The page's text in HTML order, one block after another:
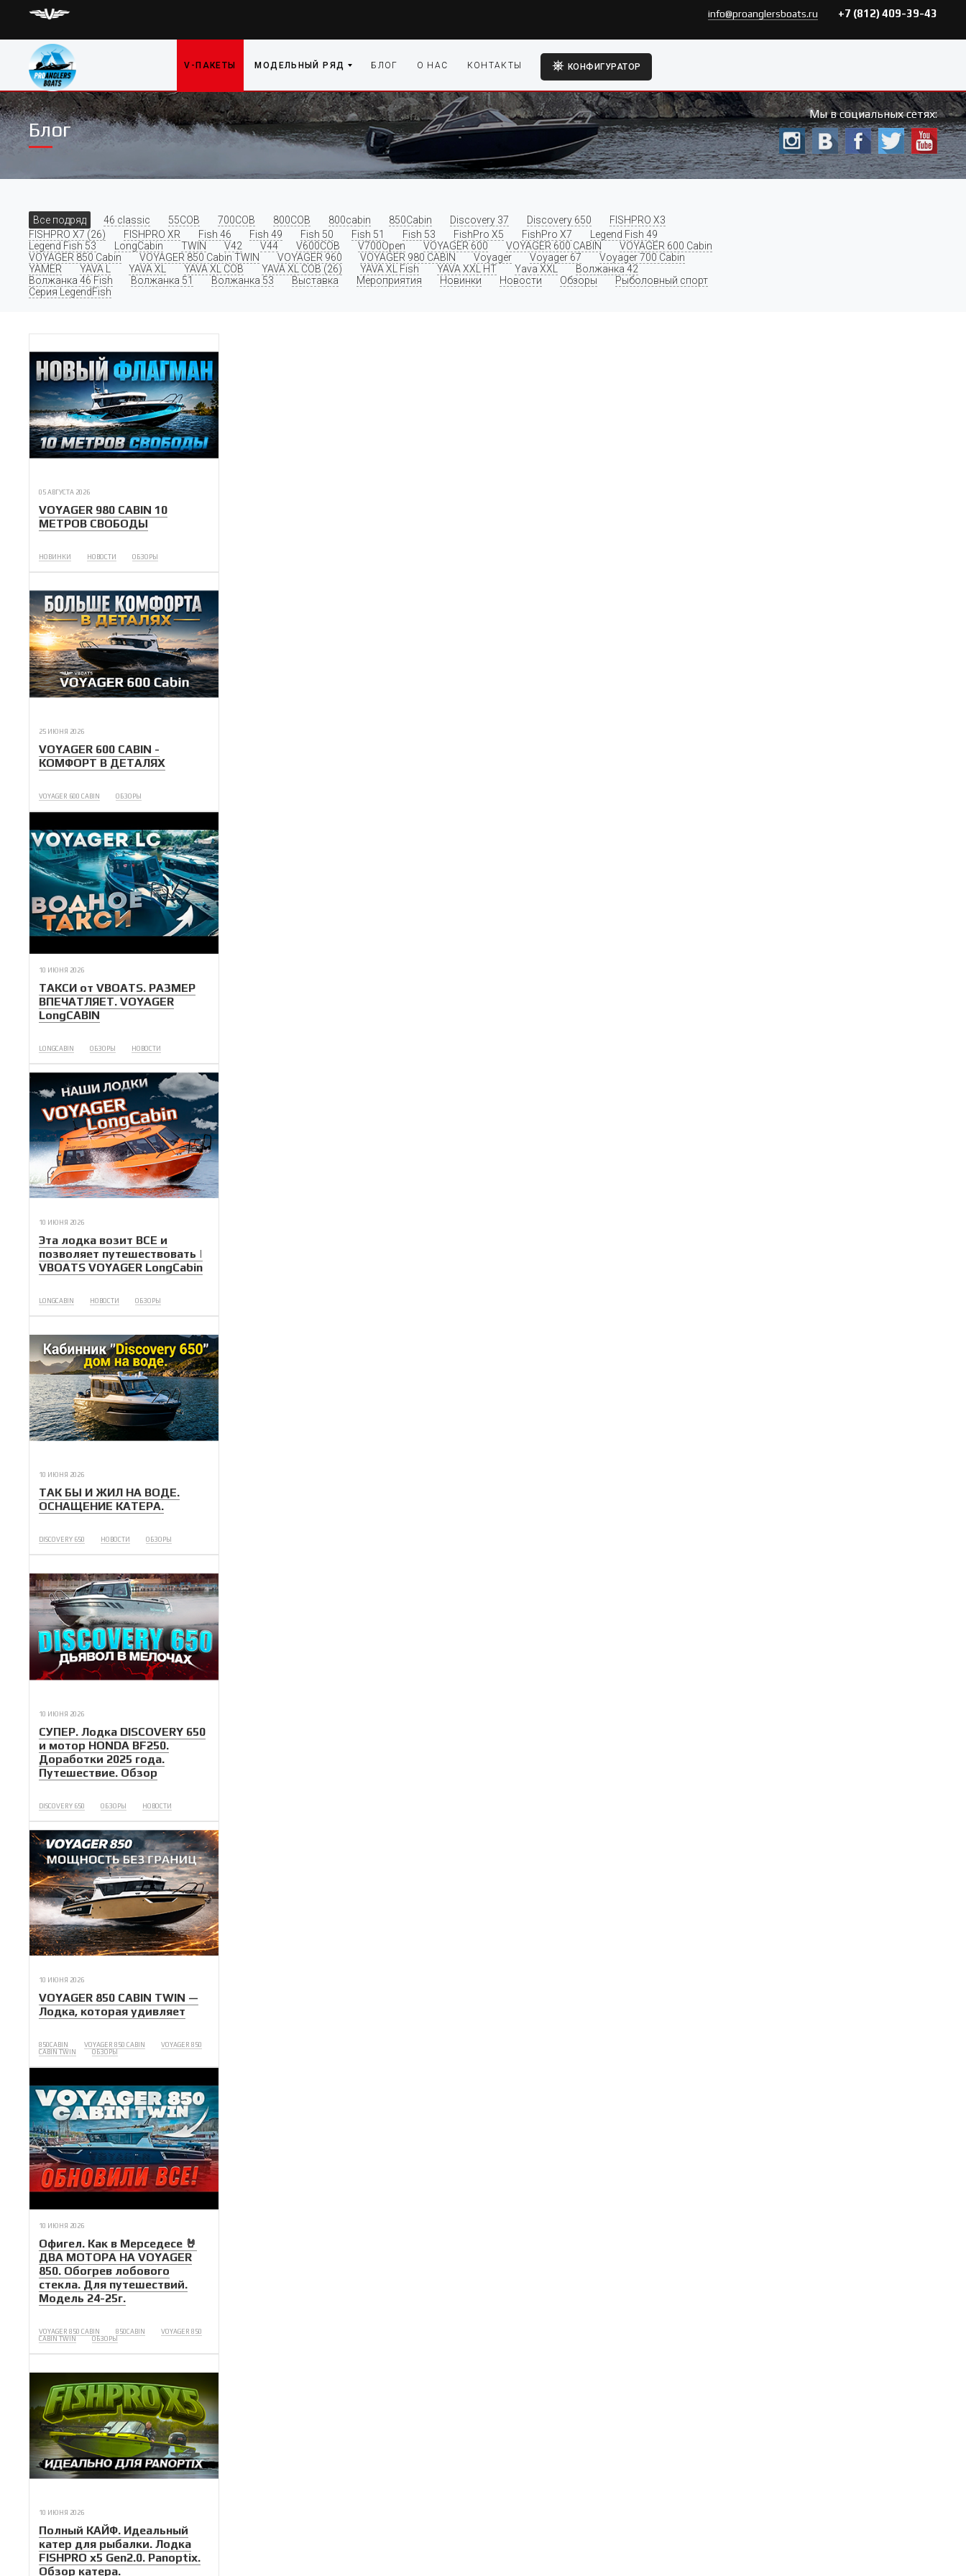
info@proanglersboats.ru +7 (812) 409-39-43
V-ПАКЕТЫ МОДЕЛЬНЫЙ РЯД БЛОГ О НАС КОНТАКТЫ КОНФИГУРАТОР
Блог
Мы в социальных сетях:
Все подряд 46 classic 55COB 700COB 800COB 800cabin 850Cabin Discovery 37 Discovery 650
FISHPRO X3
FISHPRO X7 (26)
FISHPRO XR Fish 46 Fish 49 Fish 50 Fish 51 Fish 53 FishPro X5 FishPro X7
Legend Fish 49
Legend Fish 53
LongCabin TWIN V42 V44 V600COB V700Open VOYAGER 600 VOYAGER 600 CABIN
VOYAGER 600 Cabin
VOYAGER 850 Cabin
VOYAGER 850 Cabin TWIN VOYAGER 960 VOYAGER 980 CABIN Voyager Voyager 67
Voyager 700 Cabin
YAMER
YAVA L YAVA XL YAVA XL COB YAVA XL COB (26) YAVA XL Fish YAVA XXL HT Yava XXL
Волжанка 42
Волжанка 46 Fish
Волжанка 51 Волжанка 53 Выставка Мероприятия Новинки Новости Обзоры
Рыболовный спорт
Серия LegendFish
05 АВГУСТА 2026
VOYAGER 980 CABIN 10
МЕТРОВ СВОБОДЫ
НОВИНКИ НОВОСТИ ОБЗОРЫ
25 ИЮНЯ 2026
VOYAGER 600 CABIN -
КОМФОРТ В ДЕТАЛЯХ
VOYAGER 600 CABIN ОБЗОРЫ
10 ИЮНЯ 2026
ТАКСИ от VBOATS. РАЗМЕР
ВПЕЧАТЛЯЕТ. VOYAGER
LongCABIN
LONGCABIN ОБЗОРЫ НОВОСТИ
10 ИЮНЯ 2026
Эта лодка возит ВСЕ и
позволяет путешествовать |
VBOATS VOYAGER LongCabin
LONGCABIN НОВОСТИ ОБЗОРЫ
10 ИЮНЯ 2026
ТАК БЫ И ЖИЛ НА ВОДЕ.
ОСНАЩЕНИЕ КАТЕРА.
DISCOVERY 650 НОВОСТИ ОБЗОРЫ
10 ИЮНЯ 2026
СУПЕР. Лодка DISCOVERY 650
и мотор HONDA BF250.
Доработки 2025 года.
Путешествие. Обзор
DISCOVERY 650 ОБЗОРЫ НОВОСТИ
10 ИЮНЯ 2026
VOYAGER 850 CABIN TWIN —
Лодка, которая удивляет
850CABIN VOYAGER 850 CABIN
VOYAGER 850
CABIN TWIN
ОБЗОРЫ
10 ИЮНЯ 2026
Офигел. Как в Мерседесе 🤘
ДВА МОТОРА НА VOYAGER
850. Обогрев лобового
стекла. Для путешествий.
Модель 24-25г.
VOYAGER 850 CABIN 850CABIN
VOYAGER 850
CABIN TWIN
ОБЗОРЫ
10 ИЮНЯ 2026
Полный КАЙФ. Идеальный
катер для рыбалки. Лодка
FISHPRO x5 Gen2.0. Panoptix.
Обзор катера.